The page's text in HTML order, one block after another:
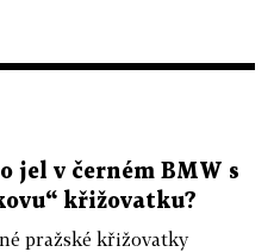
jel v černém BMW s
křižovatku?
pražské křižovatky